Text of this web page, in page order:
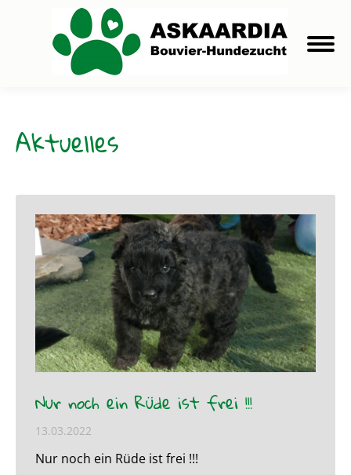
Aktuelles
Nur noch ein Rüde ist frei !!!
13.03.2022
Nur noch ein Rüde ist frei !!!